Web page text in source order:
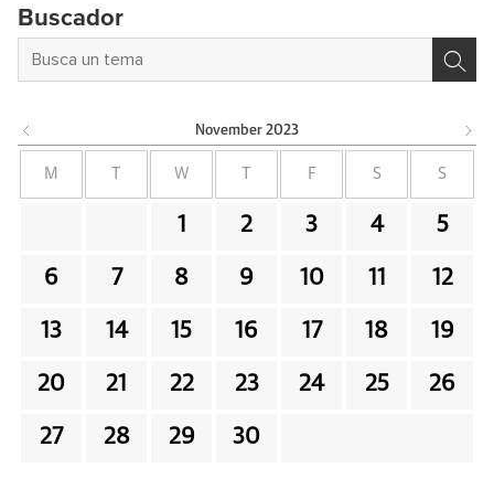
Buscador
November 2023
M W F S S
1 2 3 4 5
6 7 8 9 10 11 12
13 14 15 16 17 18 19
20 21 22 23 24 25 26
27 28 29 30